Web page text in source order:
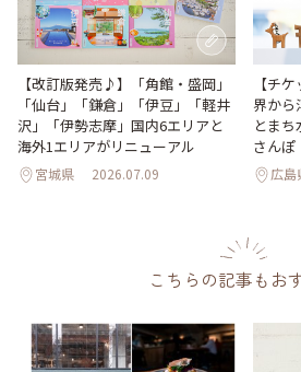
【改訂版発売♪】「角館・盛岡」
「仙台」「鎌倉」「伊豆」「軽井
沢」「伊勢志摩」国内6エリアと
海外1エリアがリニューアル
宮城県 2026.07.09
【チ
界から
とま
さんぽ
広島
こちらの記事もお